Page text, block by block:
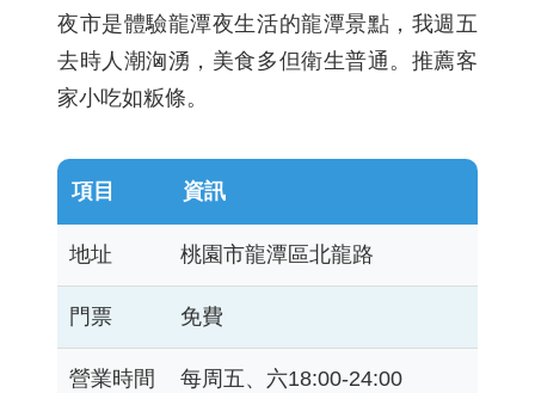
夜市是體驗龍潭夜生活的龍潭景點，我週五
去時人潮洶湧，美食多但衛生普通。推薦客
家小吃如粄條。
項目 資訊
地址 桃園市龍潭區北龍路
門票 免費
營業時間 每周五、六18:00-24:00